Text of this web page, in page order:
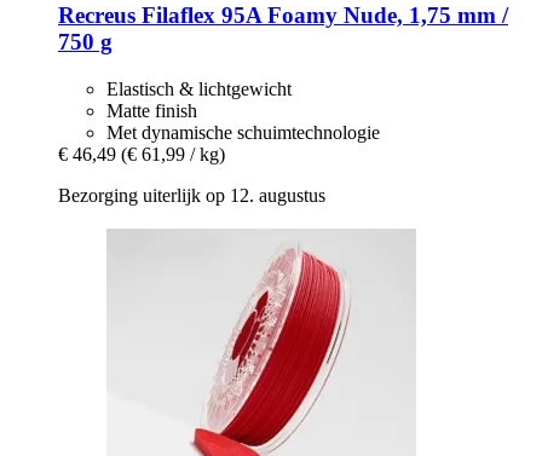
Recreus Filaflex 95A Foamy Nude, 1,75 mm /
750 g
Elastisch & lichtgewicht
Matte finish
Met dynamische schuimtechnologie
€ 46,49 (€ 61,99 / kg)
Bezorging uiterlijk op 12. augustus